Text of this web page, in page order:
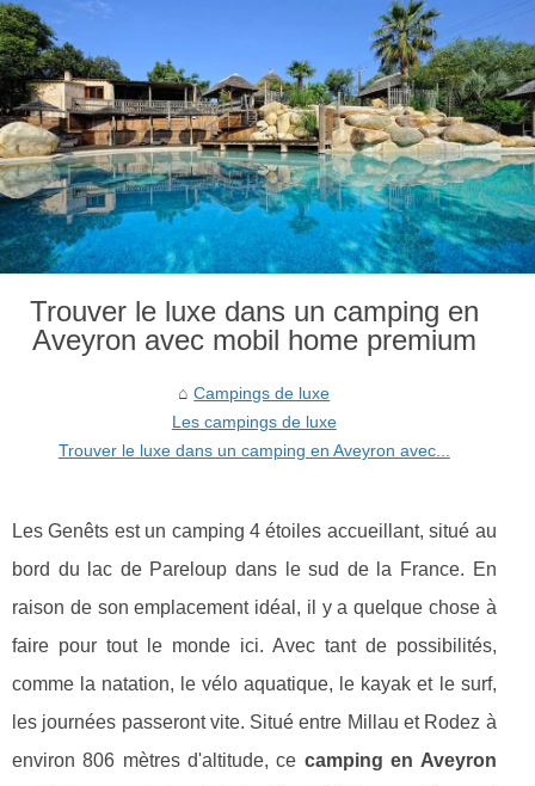
Trouver le luxe dans un camping en
Aveyron avec mobil home premium
Campings de luxe
Les campings de luxe
Trouver le luxe dans un camping en Aveyron avec...
Les Genêts est un camping 4 étoiles accueillant, situé au
bord du lac de Pareloup dans le sud de la France. En
raison de son emplacement idéal, il y a quelque chose à
faire pour tout le monde ici. Avec tant de possibilités,
comme la natation, le vélo aquatique, le kayak et le surf,
les journées passeront vite. Situé entre Millau et Rodez à
environ 806 mètres d'altitude, ce camping en Aveyron